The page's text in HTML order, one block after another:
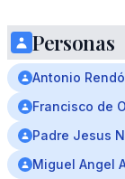
Personas
Antonio
Francisco de
Padre Jesus
Miguel Angel